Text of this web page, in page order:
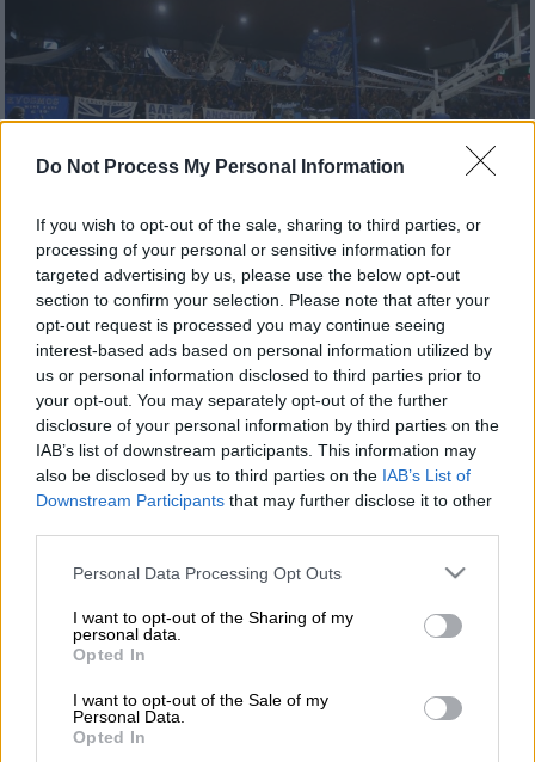
Do Not Process My Personal Information
If you wish to opt-out of the sale, sharing to third parties, or
processing of your personal or sensitive information for
targeted advertising by us, please use the below opt-out
section to confirm your selection. Please note that after your
opt-out request is processed you may continue seeing
interest-based ads based on personal information utilized by
us or personal information disclosed to third parties prior to
your opt-out. You may separately opt-out of the further
disclosure of your personal information by third parties on the
IAB’s list of downstream participants. This information may
also be disclosed by us to third parties on the IAB’s List of
Downstream Participants that may further disclose it to other
Please note that this website/app uses one or more Google
not limited to your visit or usage behaviour. You may click to
grant or deny consent to Google and its third-party tags to
use your data for below specified purposes in below Google
consent section.
Personal Data Processing Opt Outs
I want to opt-out of the Sharing of my
personal data.
Opted In
I want to opt-out of the Sale of my
Personal Data.
Opted In
Προσθέστε το ΕΘΝΟΣ στη Google
Ο Ηρακλής επέστρεψε, επιτέλους, στην Α1
και με το «καλησπέρα» έδειξε πως δεν
έπρεπε να έχει φύγει ποτέ.
Το προχθεσινό παιχνίδι του Ηρακλή με τον
Προμηθέα στο Ιβανώφειο ήταν κάτι
παραπάνω από ένα «απλό» ματς.
Γιατί;
κλικ στο menshouse.gr